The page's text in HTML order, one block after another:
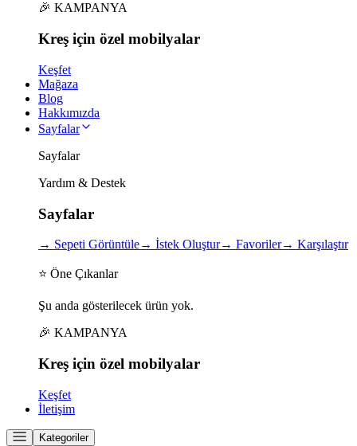
🎉 KAMPANYA
Kreş için özel mobilyalar
Keşfet
Mağaza
Blog
Hakkımızda
Sayfalar
Sayfalar
Yardım & Destek
Sayfalar
→ Sepeti Görüntüle→ İstek Oluştur→ Favoriler→ Karşılaştır
⭐ Öne Çıkanlar
Şu anda gösterilecek ürün yok.
🎉 KAMPANYA
Kreş için özel mobilyalar
Keşfet
İletişim
Kategoriler